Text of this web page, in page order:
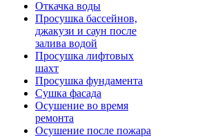
Откачка воды
Просушка бассейнов,
джакузи и саун после
залива водой
Просушка лифтовых
шахт
Просушка фундамента
Сушка фасада
Осушение во время
ремонта
Осушение после пожара